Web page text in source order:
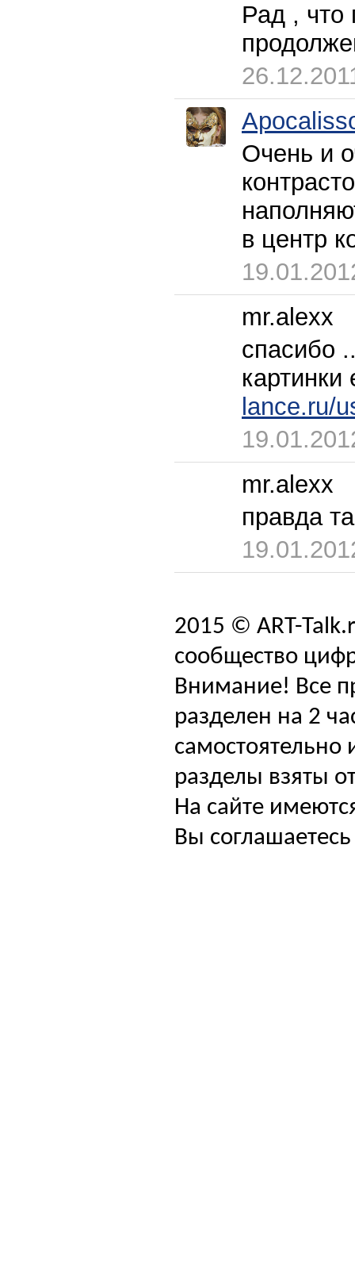
Рад , что
Очень и
в центр
mr.alexx
спасибо
картинки
lance.ru/
mr.alexx
правда
2015 © ART-
сообщество
Внимание! Все
разделен на 2
самостоятельно
разделы взяты
На сайте
Вы